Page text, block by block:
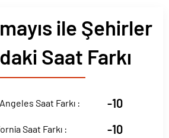
ile Şehirler
Saat Farkı
Saat Farkı : -10
Saat Farkı : -10